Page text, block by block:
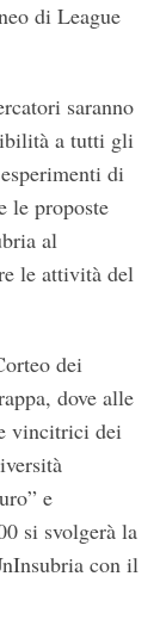
di League
saranno
a tutti gli
di
le proposte
al
le attività del
dei
dove alle
vincitrici dei
e
si svolgerà la
con il